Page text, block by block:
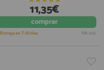
11,35€
comprar
Entrega en 7-10 días IVA incl.